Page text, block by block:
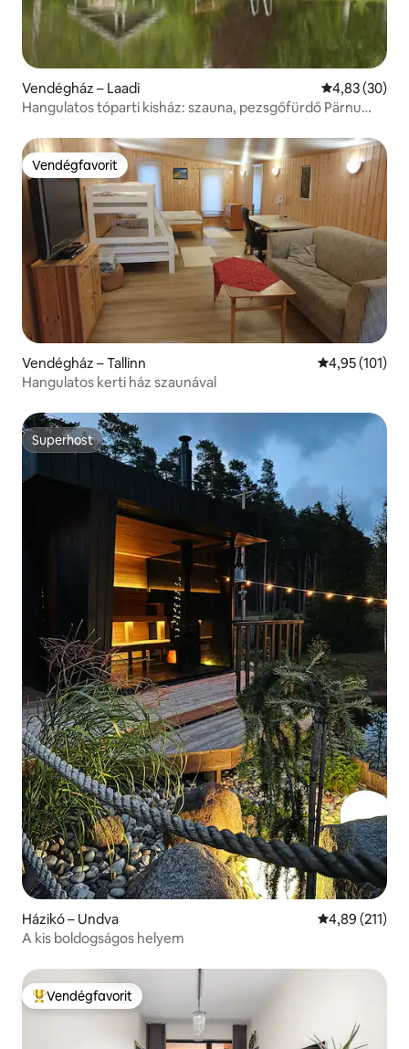
Vendégház – Laadi Átlagos
4,83 (30)
Hangulatos tóparti kisház: szauna, pezsgőfürdő Pärnu
Vendégfavorit
Vendégfavorit
Vendégház – Tallinn Átlagos
4,95 (101)
Hangulatos kerti ház szaunával
Superhost
Superhost
Házikó – Undva Átlagos
4,89 (211)
A kis boldogságos helyem
Kiemelt vendégfavorit
Vendégfavorit